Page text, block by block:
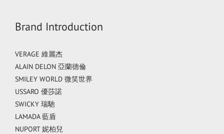
Brand Introduction
VERAGE 維麗杰
ALAIN DELON 亞蘭德倫
SMILEY WORLD 微笑世界
USSARO 優莎諾
SWICKY 瑞馳
LAMADA 藍盾
NUPORT 妮柏兒